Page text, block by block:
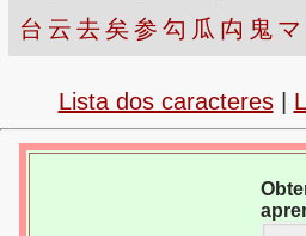
台 云 去矣参 勾 瓜 禸 鬼 マ
Lista dos caracteres|